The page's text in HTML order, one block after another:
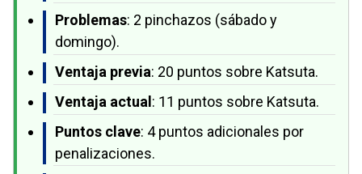
Problemas: 2 pinchazos (sábado y
domingo).
Ventaja previa: 20 puntos sobre Katsuta.
Ventaja actual : 11 puntos sobre Katsuta.
Puntos clave: 4 puntos adicionales por
penalizaciones.